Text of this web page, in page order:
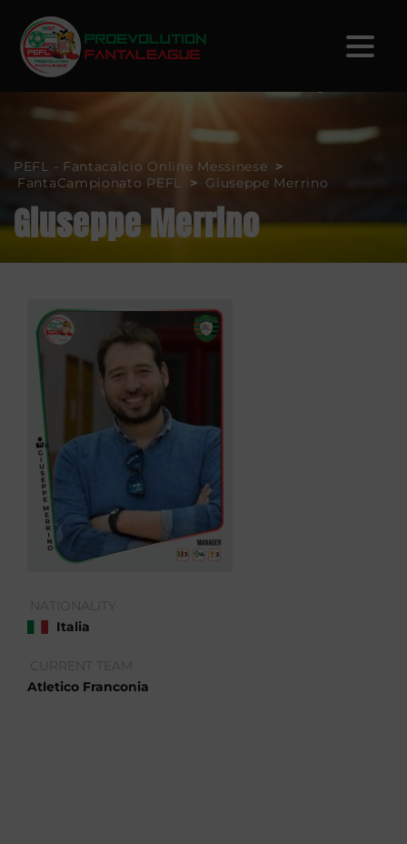
PEFL - Fantacalcio Online Messinese >
FantaCampionato PEFL
> Giuseppe Merrino
Giuseppe Merrino
Italia
Atletico Franconia